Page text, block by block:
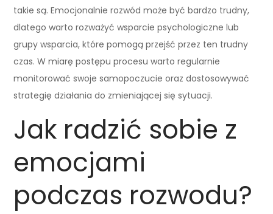
takie są. Emocjonalnie rozwód może być bardzo trudny,
dlatego warto rozważyć wsparcie psychologiczne lub
grupy wsparcia, które pomogą przejść przez ten trudny
czas. W miarę postępu procesu warto regularnie
monitorować swoje samopoczucie oraz dostosowywać
strategię działania do zmieniającej się sytuacji.
Jak radzić sobie z
emocjami
podczas rozwodu?